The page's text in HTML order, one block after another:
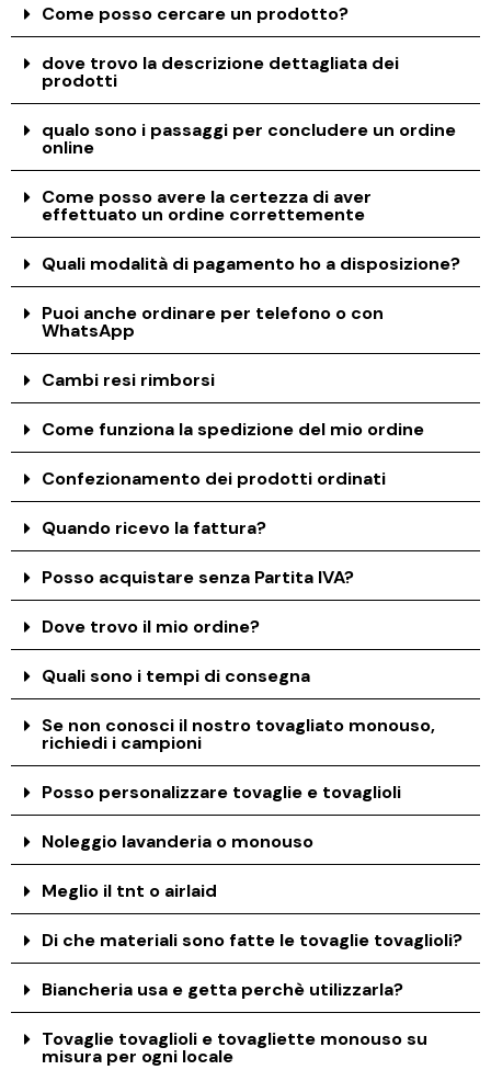
Come posso cercare un prodotto?
dove trovo la descrizione dettagliata dei
prodotti
qualo sono i passaggi per concludere un ordine
online
Come posso avere la certezza di aver
effettuato un ordine correttemente
Quali modalità di pagamento ho a disposizione?
Puoi anche ordinare per telefono o con
WhatsApp
Cambi resi rimborsi
Come funziona la spedizione del mio ordine
Confezionamento dei prodotti ordinati
Quando ricevo la fattura?
Posso acquistare senza Partita IVA?
Dove trovo il mio ordine?
Quali sono i tempi di consegna
Se non conosci il nostro tovagliato monouso,
richiedi i campioni
Posso personalizzare tovaglie e tovaglioli
Noleggio lavanderia o monouso
Meglio il tnt o airlaid
Di che materiali sono fatte le tovaglie tovaglioli?
Biancheria usa e getta perchè utilizzarla?
Tovaglie tovaglioli e tovagliette monouso su
misura per ogni locale